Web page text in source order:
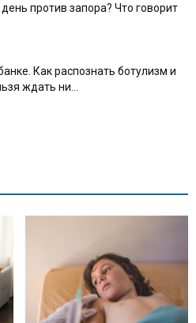
против запора? Что говорит
Как распознать ботулизм и
ждать ни...